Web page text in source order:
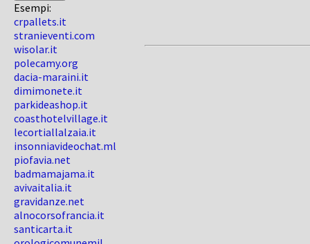
Esempi:
crpallets.it
stranieventi.com
wisolar.it
polecamy.org
dacia-maraini.it
dimimonete.it
parkideashop.it
coasthotelvillage.it
lecortiallalzaia.it
insonniavideochat.ml
piofavia.net
badmamajama.it
avivaitalia.it
gravidanze.net
alnocorsofrancia.it
santicarta.it